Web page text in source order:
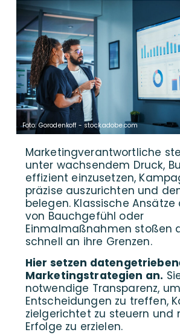
Foto: Gorodenkoff - stock.adobe.com
Marketingverantwortliche
unter wachsendem Druck,
effizient einzusetzen,
präzise auszurichten und
belegen. Klassische Ansätze
von Bauchgefühl oder
Einmalmaßnahmen stoßen
schnell an ihre Grenzen.
Hier setzen
Marketingstrategien an.
notwendige Transparenz,
Entscheidungen zu treffen,
zielgerichtet zu steuern und
Erfolge zu erzielen.